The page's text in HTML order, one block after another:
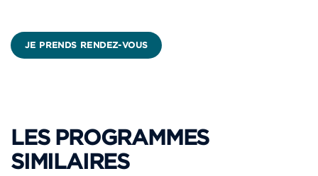
JE PRENDS RENDEZ-VOUS
LES PROGRAMMES
SIMILAIRES